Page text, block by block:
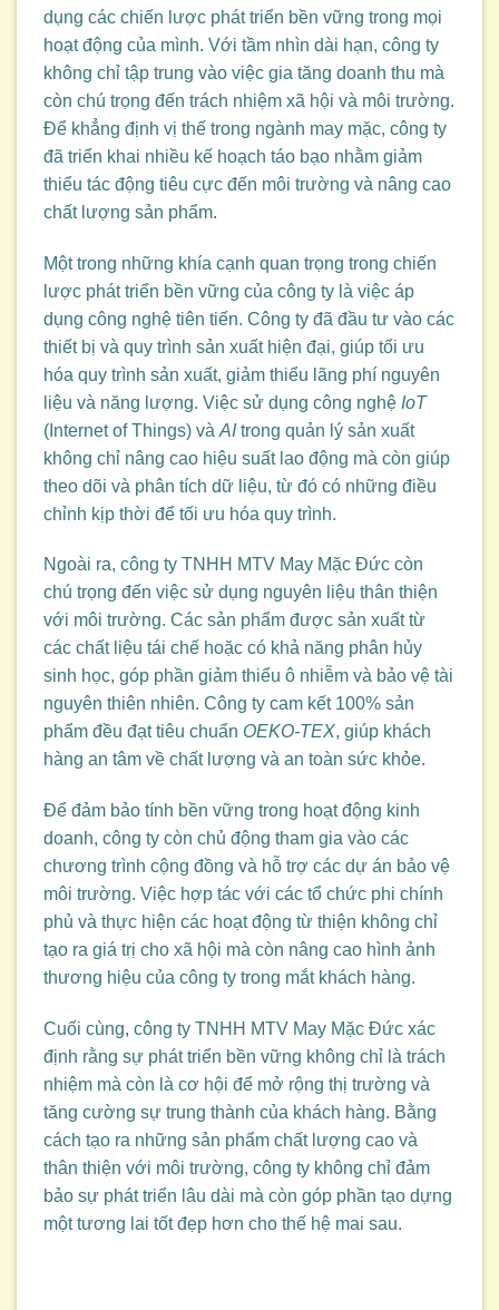
dụng các chiến lược phát triển bền vững trong mọi
hoạt động của mình. Với tầm nhìn dài hạn, công ty
không chỉ tập trung vào việc gia tăng doanh thu mà
còn chú trọng đến trách nhiệm xã hội và môi trường.
Để khẳng định vị thế trong ngành may mặc, công ty
đã triển khai nhiều kế hoạch táo bạo nhằm giảm
thiểu tác động tiêu cực đến môi trường và nâng cao
chất lượng sản phẩm.
Một trong những khía cạnh quan trọng trong chiến
lược phát triển bền vững của công ty là việc áp
dụng công nghệ tiên tiến. Công ty đã đầu tư vào các
thiết bị và quy trình sản xuất hiện đại, giúp tối ưu
hóa quy trình sản xuất, giảm thiểu lãng phí nguyên
liệu và năng lượng. Việc sử dụng công nghệ IoT
(Internet of Things) và AItrong quản lý sản xuất
không chỉ nâng cao hiệu suất lao động mà còn giúp
theo dõi và phân tích dữ liệu, từ đó có những điều
chỉnh kịp thời để tối ưu hóa quy trình.
Ngoài ra, công ty TNHH MTV May Mặc Đức còn
chú trọng đến việc sử dụng nguyên liệu thân thiện
với môi trường. Các sản phẩm được sản xuất từ
các chất liệu tái chế hoặc có khả năng phân hủy
sinh học, góp phần giảm thiểu ô nhiễm và bảo vệ tài
nguyên thiên nhiên. Công ty cam kết 100% sản
phẩm đều đạt tiêu chuẩn OEKO-TEX, giúp khách
hàng an tâm về chất lượng và an toàn sức khỏe.
Để đảm bảo tính bền vững trong hoạt động kinh
doanh, công ty còn chủ động tham gia vào các
chương trình cộng đồng và hỗ trợ các dự án bảo vệ
môi trường. Việc hợp tác với các tổ chức phi chính
phủ và thực hiện các hoạt động từ thiện không chỉ
tạo ra giá trị cho xã hội mà còn nâng cao hình ảnh
thương hiệu của công ty trong mắt khách hàng.
Cuối cùng, công ty TNHH MTV May Mặc Đức xác
định rằng sự phát triển bền vững không chỉ là trách
nhiệm mà còn là cơ hội để mở rộng thị trường và
tăng cường sự trung thành của khách hàng. Bằng
cách tạo ra những sản phẩm chất lượng cao và
thân thiện với môi trường, công ty không chỉ đảm
bảo sự phát triển lâu dài mà còn góp phần tạo dựng
một tương lai tốt đẹp hơn cho thế hệ mai sau.